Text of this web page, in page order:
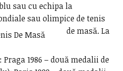
sau cu echipa la
sau olimpice de tenis
de masă.La
1986 – două medalii de